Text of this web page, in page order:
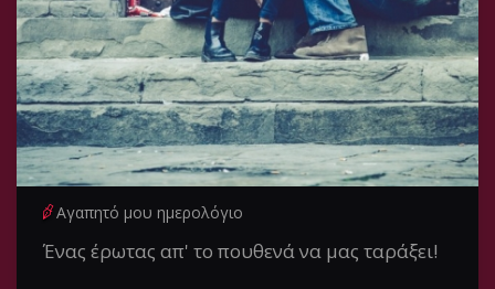
Αγαπητό μου ημερολόγιο
Ένας έρωτας απ' το πουθενά να μας ταράξει!